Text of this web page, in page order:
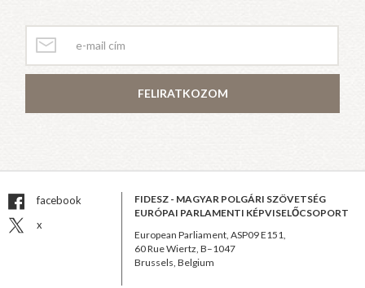
FELIRATKOZOM
facebook
x
FIDESZ - MAGYAR POLGÁRI SZÖVETSÉG
EURÓPAI PARLAMENTI KÉPVISELŐCSOPORT
European Parliament, ASP09 E151,
60 Rue Wiertz, B–1047
Brussels, Belgium